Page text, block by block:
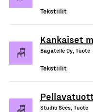
Tekstiilit
Kankaiset
Bagatelle Oy, Tuote
Tekstiilit
Studio Sees, Tuote